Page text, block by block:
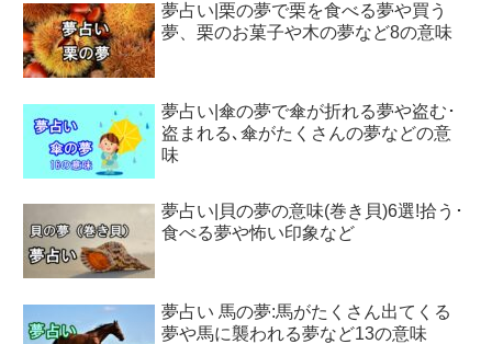
夢占い|栗の夢で栗を食べる夢や買う
夢、栗のお菓子や木の夢など8の意味
夢占い|傘の夢で傘が折れる夢や盗む･
盗まれる､傘がたくさんの夢などの意
味
夢占い|貝の夢の意味(巻き貝)6選!拾う･
食べる夢や怖い印象など
夢占い 馬の夢:馬がたくさん出てくる
夢や馬に襲われる夢など13の意味